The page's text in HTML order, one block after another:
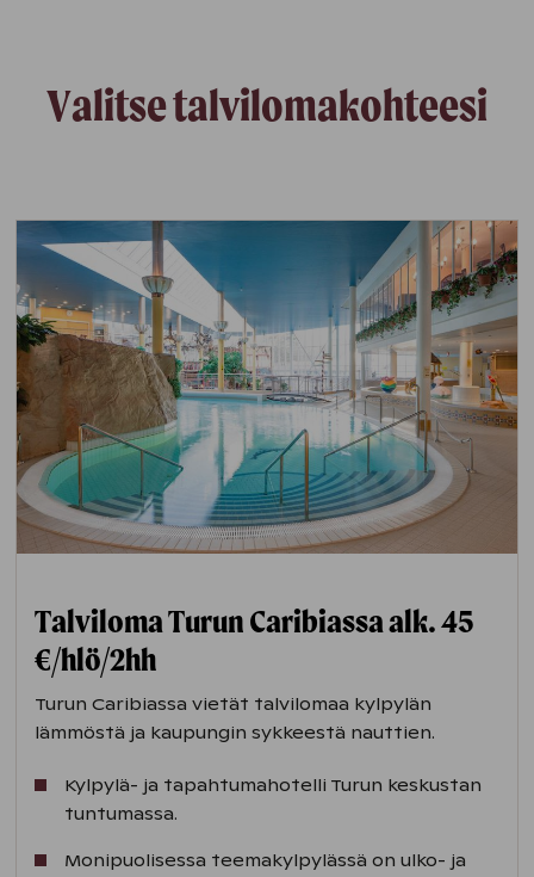
Valitse talvilomakohteesi
Talviloma Turun Caribiassa alk. 45
€/hlö/2hh
Turun Caribiassa vietät talvilomaa kylpylän
lämmöstä ja kaupungin sykkeestä nauttien.
Kylpylä- ja tapahtumahotelli Turun keskustan
tuntumassa.
Monipuolisessa teemakylpylässä on ulko- ja